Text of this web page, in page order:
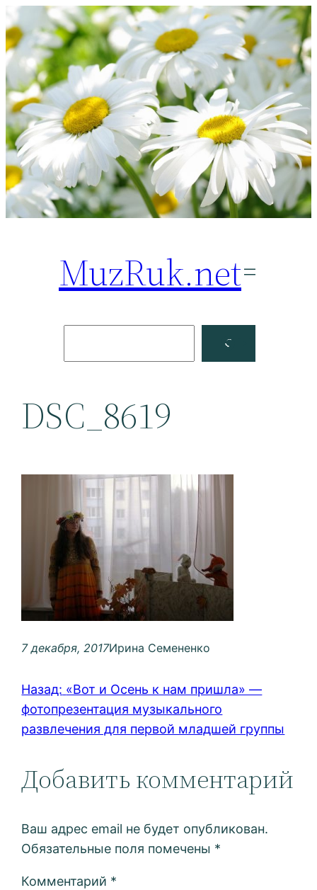
Перейти
к
содержимому
MuzRuk.net
Facebook
DSC_8619
7 декабря, 2017Ирина Семененко
Назад: «Вот и Осень к нам пришла» —
фотопрезентация музыкального
развлечения для первой младшей группы
Добавить комментарий
Ваш адрес email не будет опубликован.
Обязательные поля помечены *
Комментарий *